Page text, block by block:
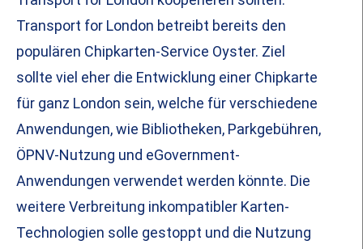
Transport for London betreibt bereits den
populären Chipkarten-Service Oyster. Ziel
sollte viel eher die Entwicklung einer Chipkarte
für ganz London sein, welche für verschiedene
Anwendungen, wie Bibliotheken, Parkgebühren,
ÖPNV-Nutzung und eGovernment-
Anwendungen verwendet werden könnte. Die
weitere Verbreitung inkompatibler Karten-
Technologien solle gestoppt und die Nutzung